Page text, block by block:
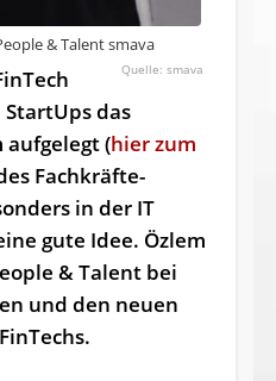
& Talent smava
smava
das
aufgelegt (hier zum
Fach­kräfte­
in der IT
gute Idee. Özlem
& Talent bei
und den neuen